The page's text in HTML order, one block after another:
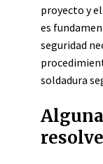
proyecto y
es
seguridad
soldadura